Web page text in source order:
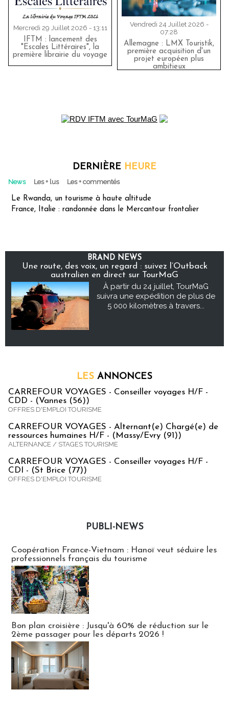
Mercredi 29 Juillet 2026 - 13:11
IFTM : lancement des
"Escales Littéraires", la
première librairie du voyage
Vendredi 24 Juillet 2026 -
07:28
Allemagne : LMX Touristik,
première acquisition d'un
projet européen plus
ambitieux
DERNIÈRE HEURE
News Les + lus Les + commentés
Le Rwanda, un tourisme à haute altitude
France, Italie : randonnée dans le Mercantour frontalier
BRAND NEWS
Une route, des voix, un regard : suivez l’Outback
australien en direct sur TourMaG
À partir du 24 juillet, TourMaG
suivra une expédition de plus de
5 000 kilomètres à travers...
LES ANNONCES
CARREFOUR VOYAGES - Conseiller voyages H/F -
CDD - (Vannes (56))
OFFRES D'EMPLOI TOURISME
CARREFOUR VOYAGES - Alternant(e) Chargé(e) de
ressources humaines H/F - (Massy/Evry (91))
ALTERNANCE / STAGES TOURISME
CARREFOUR VOYAGES - Conseiller voyages H/F -
CDI - (St Brice (77))
OFFRES D'EMPLOI TOURISME
PUBLI-NEWS
Coopération France-Vietnam : Hanoï veut séduire les
professionnels français du tourisme
Bon plan croisière : Jusqu'à 60% de réduction sur le
2ème passager pour les départs 2026 !